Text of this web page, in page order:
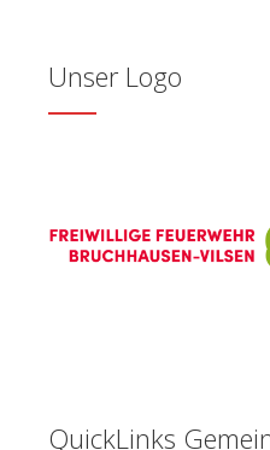
Unser Logo
QuickLinks